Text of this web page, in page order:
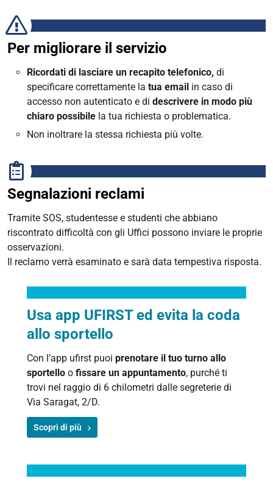
Per migliorare il servizio
Ricordati di lasciare un recapito telefonico, di
specificare correttamente la tua email in caso di
accesso non autenticato e di descrivere in modo più
chiaro possibile la tua richiesta o problematica.
Non inoltrare la stessa richiesta più volte.
Segnalazioni reclami
Tramite SOS, studentesse e studenti che abbiano
riscontrato difficoltà con gli Uffici possono inviare le proprie
osservazioni.
Il reclamo verrà esaminato e sarà data tempestiva risposta.
Usa app UFIRST ed evita la coda
allo sportello
Con l’app ufirst puoi prenotare il tuo turno allo
sportello o fissare un appuntamento, purché ti
trovi nel raggio di 6 chilometri dalle segreterie di
Via Saragat, 2/D.
Scopri di più